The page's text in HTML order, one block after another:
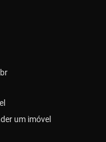
um imóvel